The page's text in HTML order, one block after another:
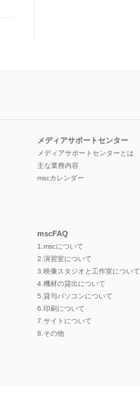
メディアサポートセンター
メディアサポートセンターとは
主な業務内容
mscカレンダー
mscFAQ
1.mscについて
2.演習室について
3.映像スタジオと工作室について
4.機材の貸出について
5.貸与パソコンについて
6.印刷について
7.サイトについて
8.その他